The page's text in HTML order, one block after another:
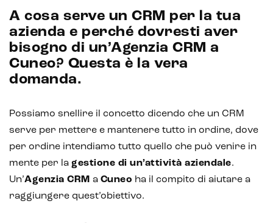
Metaverso
IoT (Internet of Things)
Blockchain
A cosa serve un CRM per la tua
azienda e perché dovresti aver
bisogno di un’Agenzia CRM a
Cuneo? Questa è la vera
domanda.
Possiamo snellire il concetto dicendo che un CRM
serve per mettere e mantenere tutto in ordine, dove
per ordine intendiamo tutto quello che può venire in
mente per la gestione di un’attività aziendale.
Un’Agenzia CRM a Cuneo ha il compito di aiutare a
raggiungere quest’obiettivo.